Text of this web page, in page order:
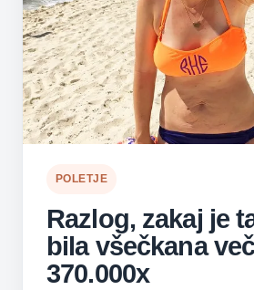
POLETJE
Razlog, zakaj je
bila všečkana
370.000x